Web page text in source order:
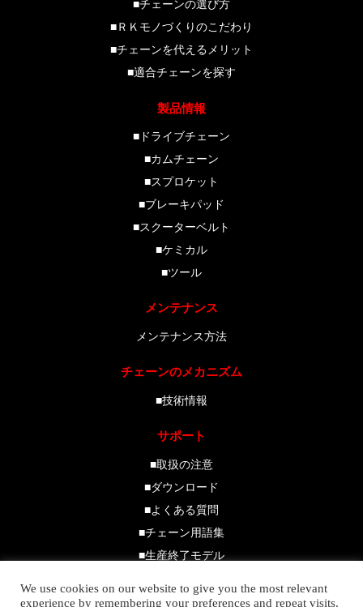
■チェーンの選び方
■ＲＫモノづくりのこだわり
■チェーンを代えるメリット
■適合チェーンを探す
製品情報
■ドライブチェーン
■カムチェーン
■スプロケット
■ブレーキパッド
■スクーターベルト
■ケミカル
■ツール
メンテナンス
メンテナンス方法
チェーンのメカニズム
■技術情報
サポート
■取扱の注意
■ダウンロード
■よくある質問
■チェーン用語集
■生産終了モデル
We use cookies on our website to give you the most relevant
experience by remembering your preferences and repeat visits.